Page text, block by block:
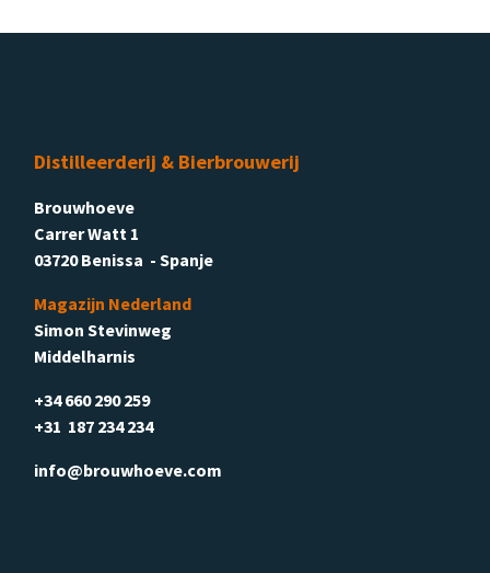
Distilleerderij & Bierbrouwerij
Brouwhoeve
Carrer Watt 1
03720 Benissa - Spanje
Magazijn Nederland
Simon Stevinweg
Middelharnis
+34 660 290 259
+31 187 234 234
info@brouwhoeve.com